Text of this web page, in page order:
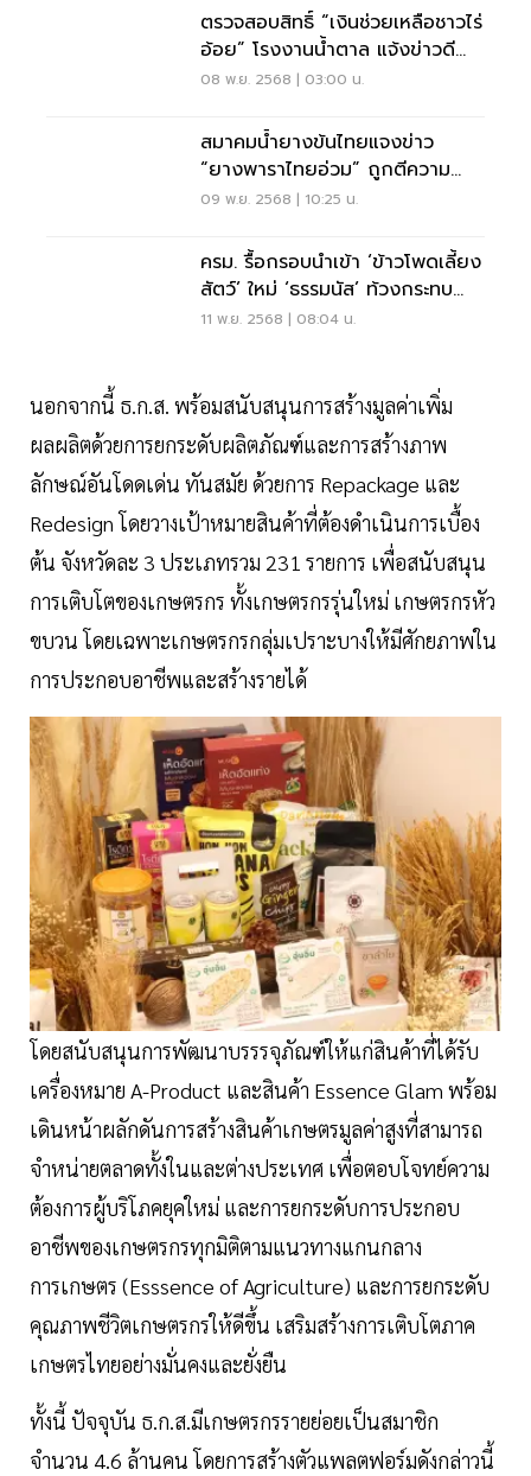
ตรวจสอบสิทธิ์ “เงินช่วยเหลือชาวไร่
อ้อย” โรงงานน้ำตาล แจ้งข่าวดี
ธ.ก.ส. แจ้งแผนโอนเงินแล้ว
08 พ.ย. 2568 | 03:00 น.
สมาคมน้ำยางข้นไทยแจงข่าว
“ยางพาราไทยอ่วม” ถูกตีความ
คลาดเคลื่อน
09 พ.ย. 2568 | 10:25 น.
ครม. รื้อกรอบนำเข้า ‘ข้าวโพดเลี้ยง
สัตว์’ ใหม่ ‘ธรรมนัส’ ท้วงกระทบ
เกษตรกร
11 พ.ย. 2568 | 08:04 น.
นอกจากนี้ ธ.ก.ส. พร้อมสนับสนุนการสร้างมูลค่าเพิ่ม
ผลผลิตด้วยการยกระดับผลิตภัณฑ์และการสร้างภาพ
ลักษณ์อันโดดเด่น ทันสมัย ด้วยการ Repackage และ
Redesign โดยวางเป้าหมายสินค้าที่ต้องดำเนินการเบื้อง
ต้น จังหวัดละ 3 ประเภทรวม 231 รายการ เพื่อสนับสนุน
การเติบโตของเกษตรกร ทั้งเกษตรกรรุ่นใหม่ เกษตรกรหัว
ขบวน โดยเฉพาะเกษตรกรกลุ่มเปราะบางให้มีศักยภาพใน
การประกอบอาชีพและสร้างรายได้
โดยสนับสนุนการพัฒนาบรรรจุภัณฑ์ให้แก่สินค้าที่ได้รับ
เครื่องหมาย A-Product และสินค้า Essence Glam พร้อม
เดินหน้าผลักดันการสร้างสินค้าเกษตรมูลค่าสูงที่สามารถ
จำหน่ายตลาดทั้งในและต่างประเทศ เพื่อตอบโจทย์ความ
ต้องการผู้บริโภคยุคใหม่ และการยกระดับการประกอบ
อาชีพของเกษตรกรทุกมิติตามแนวทางแกนกลาง
การเกษตร (Esssence of Agriculture) และการยกระดับ
คุณภาพชีวิตเกษตรกรให้ดีขึ้น เสริมสร้างการเติบโตภาค
เกษตรไทยอย่างมั่นคงและยั่งยืน
ทั้งนี้ ปัจจุบัน ธ.ก.ส.มีเกษตรกรรายย่อยเป็นสมาชิก
จำนวน 4.6 ล้านคน โดยการสร้างตัวแพลตฟอร์มดังกล่าวนี้